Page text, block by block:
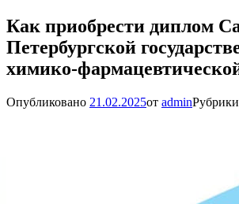
Как приобрести диплом
Петербургской
химико-
Опубликовано 21.02.2025от admin